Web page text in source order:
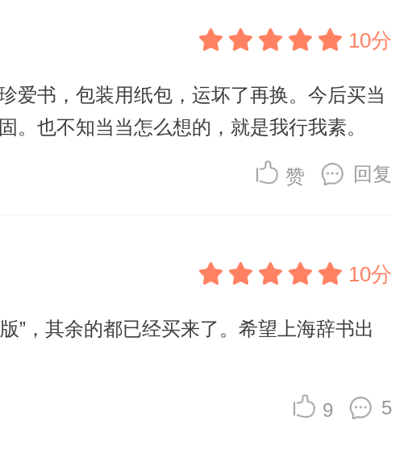
10分
爱书，包装用纸包，运坏了再换。今后买当
也不知当当怎么想的，就是我行我素。
回复
赞
10分
”，其余的都已经买来了。希望上海辞书出
5
9